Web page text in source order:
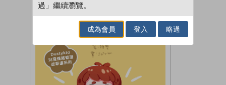
過」繼續瀏覽。
成為會員 登入 略過